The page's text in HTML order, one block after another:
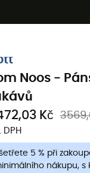
Noos -
Kč
DPH
5 % při
nákupu, s